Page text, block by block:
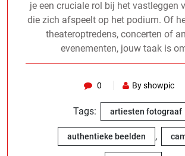
je een cruciale rol bij het vastleggen
die zich afspeelt op het podium. Of
theateroptredens, concerten of
evenementen, jouw taak is
0 By showpic
Tags: artiesten fotograaf
authentieke beelden ,